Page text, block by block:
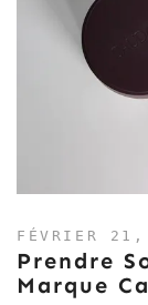
FÉVRIER
Prendre
Marque